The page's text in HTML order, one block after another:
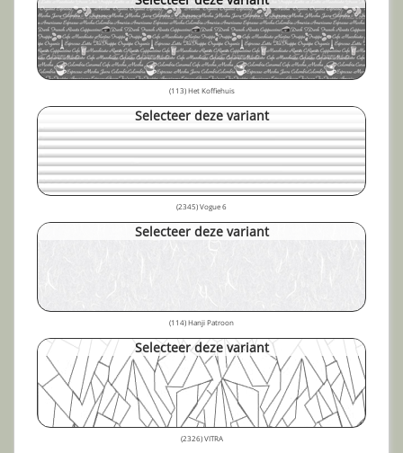
(113) Het Koffiehuis
Selecteer deze variant
(2345) Vogue 6
Selecteer deze variant
(114) Hanji Patroon
Selecteer deze variant
(2326) VITRA